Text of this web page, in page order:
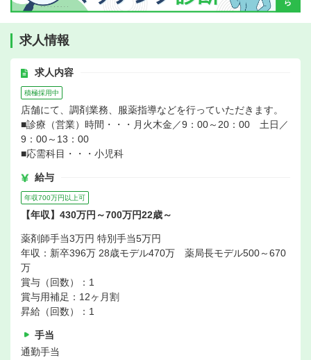
求人情報
求人内容
積極採用中
店舗にて、調剤業務、服薬指導などを行っていただきます。
■診療（営業）時間・・・月火木金／9：00～20：00 土日／
9：00～13：00
■応需科目・・・小児科
給与
年収700万円以上可
【年収】430万円～700万円22歳～
薬剤師手当3万円 特別手当5万円
年収：新卒396万 28歳モデル470万 薬局長モデル500～670
万
賞与（回数）：1
賞与用補足：12ヶ月割
昇給（回数）：1
手当
通勤手当